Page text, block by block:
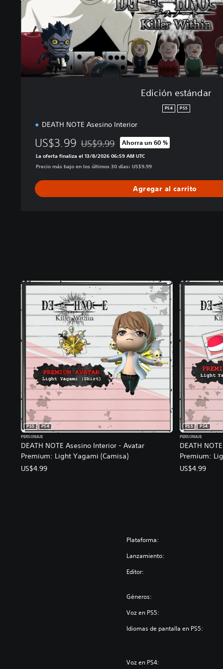
t
d
Edición estándar
PS4 PS5
DEATH NOTE Asesino Interior
US$3.99 Rebajado del precio original de US$9.99
US$9.99 Ahorra un 60 %
La oferta finaliza el 13/8/2026 06:59 AM UTC
Precio más bajo en los últimos 30 días: US$9.99
Agregar al carrito
DEATH NOTE Asesino Interior - Avatar
Premium: Light Yagami (Camisa)
PS5
PS4
PERSONAJE
US$4.99
DEATH
Premium:
PS5
PS4
PERSONAJE
US$4.99
Plataforma:
Lanzamiento:
Editor:
Géneros:
Voz en PS5:
Idiomas de pantalla en PS5:
Voz en PS4: